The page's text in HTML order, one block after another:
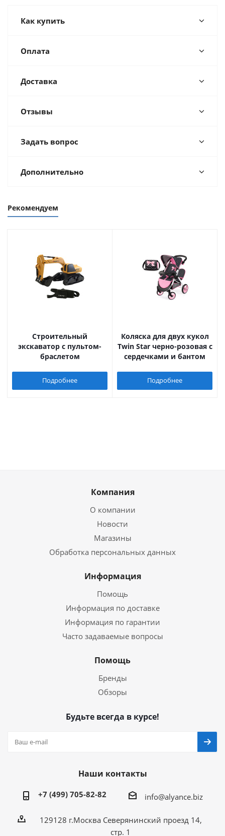
Как купить
Оплата
Доставка
Отзывы
Задать вопрос
Дополнительно
Рекомендуем
Строительный
экскаватор с пультом-
браслетом
Подробнее
Коляска для двух кукол
Twin Star черно-розовая с
сердечками и бантом
Подробнее
Компания
О компании
Новости
Магазины
Обработка персональных данных
Информация
Помощь
Информация по доставке
Информация по гарантии
Часто задаваемые вопросы
Помощь
Бренды
Обзоры
Будьте всегда в курсе!
Наши контакты
+7 (499) 705-82-82 info@alyance.biz
129128 г.Москва Северянинский проезд 14,
стр. 1